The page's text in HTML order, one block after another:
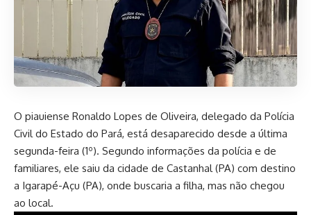
O piauiense Ronaldo Lopes de Oliveira, delegado da Polícia
Civil do Estado do Pará, está desaparecido desde a última
segunda-feira (1º). Segundo informações da polícia e de
familiares, ele saiu da cidade de Castanhal (PA) com destino
a Igarapé-Açu (PA), onde buscaria a filha, mas não chegou
ao local.